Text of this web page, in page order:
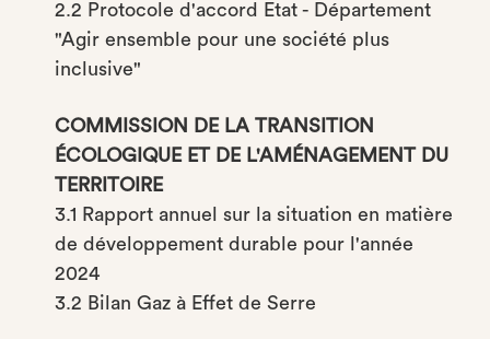
2.2 Protocole d'accord Etat - Département
"Agir ensemble pour une société plus
inclusive"
COMMISSION DE LA TRANSITION
ÉCOLOGIQUE ET DE L'AMÉNAGEMENT DU
TERRITOIRE
3.1 Rapport annuel sur la situation en matière
de développement durable pour l'année
2024
3.2 Bilan Gaz à Effet de Serre